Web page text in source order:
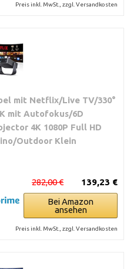
Preis inkl. MwSt., zzgl. Versandkosten
mit Netflix/Live TV/330°
mit Autofokus/6D
4K 1080P Full HD
Outdoor Klein
139,23 €
282,00 €
Bei Amazon
ansehen
Preis inkl. MwSt., zzgl. Versandkosten